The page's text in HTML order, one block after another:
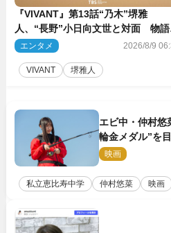
『VIVANT』第13話“乃木”堺雅
人、“長野”小日向文世と対面 物語
予想外の展開へ
エンタメ 2026/8/9
VIVANT 堺雅人
エビ中・仲村悠
輪金メダル”を
『つりこまち』
映画
私立恵比寿中学 仲村悠菜 映画